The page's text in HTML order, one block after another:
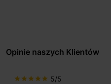
Opinie naszych Klientów
star star star star star 5/5